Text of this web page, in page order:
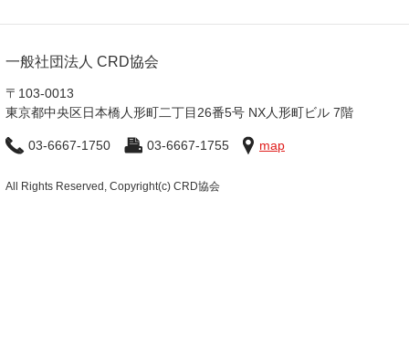
一般社団法人 CRD協会
〒103-0013
東京都中央区日本橋人形町二丁目26番5号 NX人形町ビル 7階
03-6667-1750 03-6667-1755 map
All Rights Reserved, Copyright(c) CRD協会